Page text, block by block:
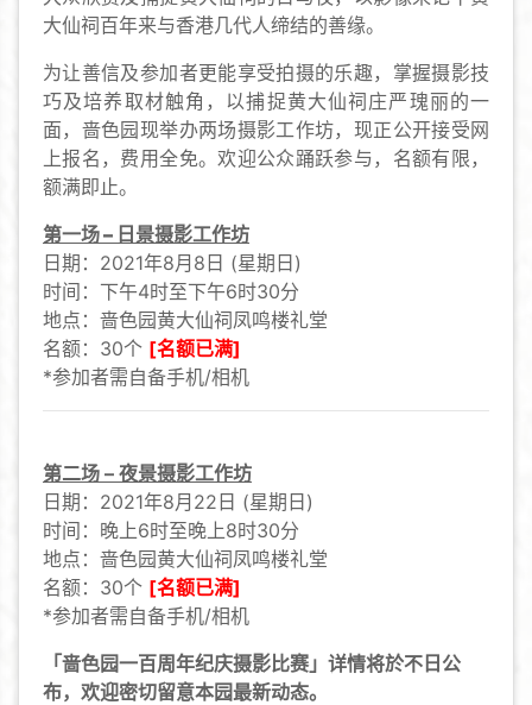
大仙祠百年来与香港几代人缔结的善缘。
为让善信及参加者更能享受拍摄的乐趣，掌握摄影技
巧及培养取材触角，以捕捉黄大仙祠庄严瑰丽的一
面，啬色园现举办两场摄影工作坊，现正公开接受网
上报名，费用全免。欢迎公众踊跃参与，名额有限，
额满即止。
第一场 – 日景摄影工作坊
日期：2021年8月8日 (星期日)
时间：下午4时至下午6时30分
地点：啬色园黄大仙祠凤鸣楼礼堂
名额：30个 [名额已满]
*参加者需自备手机/相机
第二场 – 夜景摄影工作坊
日期：2021年8月22日 (星期日)
时间：晚上6时至晚上8时30分
地点：啬色园黄大仙祠凤鸣楼礼堂
名额：30个 [名额已满]
*参加者需自备手机/相机
「啬色园一百周年纪庆摄影比赛」详情将於不日公
布，欢迎密切留意本园最新动态。